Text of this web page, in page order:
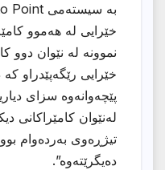
خێرایی لە هەموو
نموونە لە نێوان دوو
خێرایی رێگەپێدراو
پێچەوانەوە سزای
لەنێوان کامێراکانی
تیژڕەوی بەردەوام
دەیگرێتەوە”.